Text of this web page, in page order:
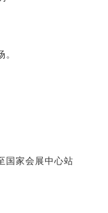
国家会展中心站